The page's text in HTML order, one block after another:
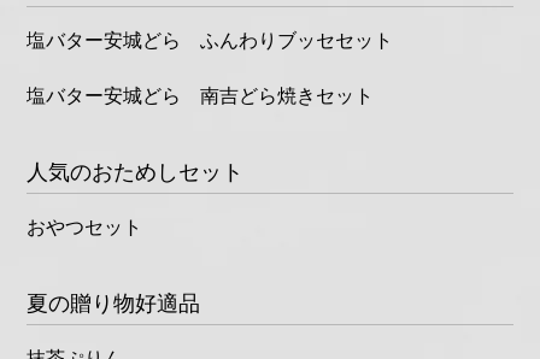
塩バター安城どら ふんわりブッセセット
塩バター安城どら 南吉どら焼きセット
人気のおためしセット
おやつセット
夏の贈り物好適品